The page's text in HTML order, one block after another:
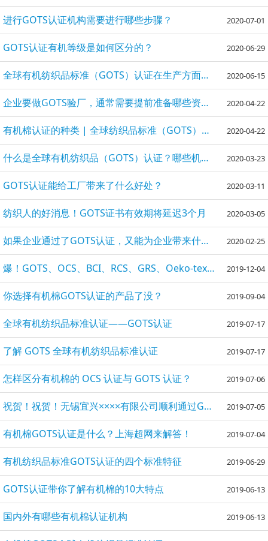
进行GOTS认证机构需要进行哪些步骤？ 2020-07-01
GOTS认证有机等级是如何区分的？ 2020-06-29
全球有机纺织品标准（GOTS）认证在生产方面有哪些要求？ 2020-06-15
企业要做GOTS验厂，通常需要提前准备哪些资料文件呢 ？ 2020-04-22
有机棉认证的种类 | 全球纺织品标准（GOTS）认证| 有机含量标准（OCS）认证 2020-04-22
什么是全球有机纺织品（GOTS）认证？哪些机构接受此认证？ 2020-03-23
GOTS认证能给工厂带来了什么好处？ 2020-03-11
纺织人的好消息！GOTS证书有效期将延迟3个月 2020-03-05
如果企业通过了GOTS认证，又能为企业带来什么样的意义？ 2020-02-25
爆！GOTS、OCS、BCI、RCS、GRS、Oeko-tex等认证大盘点 2019-12-04
你选择有机棉GOTS认证的产品了没？ 2019-09-04
全球有机纺织品标准认证——GOTS认证 2019-07-17
了解 GOTS 全球有机纺织品标准认证 2019-07-17
怎样区分有机棉的 OCS 认证与 GOTS 认证？ 2019-07-06
祝贺！祝贺！无锡宜兴××××有限公司顺利通过GOTS验厂 2019-07-05
有机棉GOTS认证是什么？上海超网来解答！ 2019-07-04
有机纺织品标准GOTS认证的四个标准特征 2019-06-29
GOTS认证带你了解有机棉的10大特点 2019-06-13
国内外有哪些有机棉认证机构 2019-06-13